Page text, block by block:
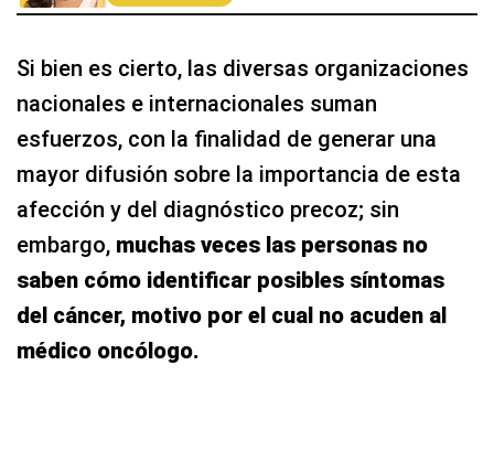
Si bien es cierto, las diversas organizaciones
nacionales e internacionales suman
esfuerzos, con la finalidad de generar una
mayor difusión sobre la importancia de esta
afección y del diagnóstico precoz; sin
embargo, muchas veces las personas no
saben cómo identificar posibles síntomas
del cáncer, motivo por el cual no acuden al
médico oncólogo.